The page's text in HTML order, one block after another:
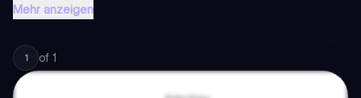
Mehr anzeigen
1 of 1